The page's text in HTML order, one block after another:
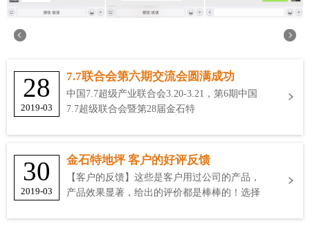
28
2019-03
7.7联合会第六期交流会圆满成功
中国7.7超级产业联合会3.20-3.21，第6期中国
7.7超级联合会暨第28届金石特
30
2019-03
金石特地坪 客户的好评反馈
【客户的反馈】这些是客户用过公司的产品，
产品效果显著，给出的评价都是棒棒的！选择